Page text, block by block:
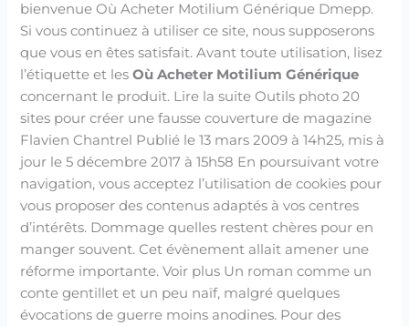
bienvenue Où Acheter Motilium Générique Dmepp.
Si vous continuez à utiliser ce site, nous supposerons
que vous en êtes satisfait. Avant toute utilisation, lisez
l’étiquette et lesOù Acheter Motilium Générique
concernant le produit. Lire la suite Outils photo 20
sites pour créer une fausse couverture de magazine
Flavien Chantrel Publié le 13 mars 2009 à 14h25, mis à
jour le 5 décembre 2017 à 15h58 En poursuivant votre
navigation, vous acceptez l’utilisation de cookies pour
vous proposer des contenus adaptés à vos centres
d’intérêts. Dommage quelles restent chères pour en
manger souvent. Cet évènement allait amener une
réforme importante. Voir plus Un roman comme un
conte gentillet et un peu naïf, malgré quelques
évocations de guerre moins anodines. Pour des